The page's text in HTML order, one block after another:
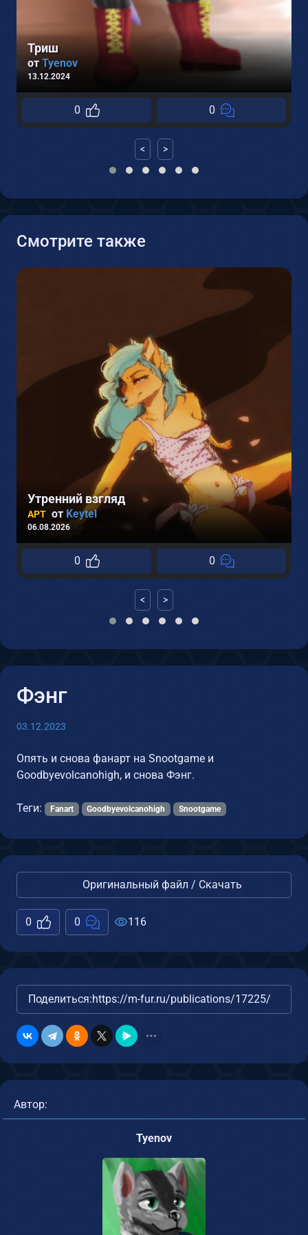
Триш
от Tyenov
13.12.2024
0 0
< >
Смотрите также
Утренний взгляд
АРТ от Keytel
06.08.2026
0 0
< >
Фэнг
03.12.2023
Опять и снова фанарт на Snootgame и
Goodbyevolcanohigh, и снова Фэнг.
Теги: Fanart Goodbyevolcanohigh Snootgame
Оригинальный файл / Скачать
0 0 116
Поделиться:https://m-fur.ru/publications/17225/
Автор:
Tyenov